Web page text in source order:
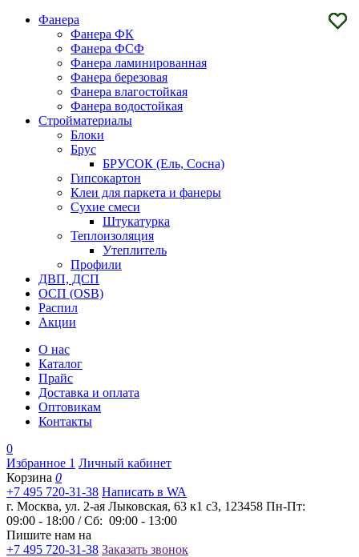
Фанера
Фанера ФК
Фанера ФСФ
Фанера ламинированная
Фанера березовая
Фанера влагостойкая
Фанера водостойкая
Стройматериалы
Блоки
Брус
БРУСОК (Ель, Сосна)
Гипсокартон
Клеи для паркета и фанеры
Сухие смеси
Штукатурка
Теплоизоляция
Утеплитель
Профили
ДВП, ДСП
ОСП (OSB)
Распил
Акции
О нас
Каталог
Прайс
Доставка и оплата
Оптовикам
Контакты
0
Избранное 1 Личный кабинет
Корзина 0
+7 495 720-31-38 Написать в WA
г. Москва, ул. 2-ая Лыковская, 63 к1 с3, 123458 Пн-Пт:
09:00 - 18:00 / Сб: 09:00 - 13:00
Пишите нам на
+7 495 720-31-38 Заказать звонок